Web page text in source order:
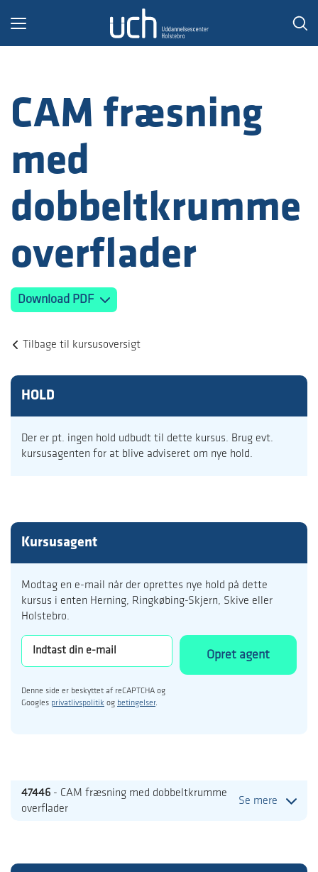
Toggle
CAM fræsning
med
dobbeltkrumme
overflader
Download PDF
Tilbage til kursusoversigt
HOLD
Der er pt. ingen hold udbudt til dette kursus. Brug evt.
kursusagenten for at blive adviseret om nye hold.
Kursusagent
Modtag en e-mail når der oprettes nye hold på dette
kursus i enten Herning, Ringkøbing-Skjern, Skive eller
Holstebro.
Opret agent
Denne side er beskyttet af reCAPTCHA og
Googles privatlivspolitik og betingelser.
47446 - CAM fræsning med dobbeltkrumme
overflader
Se mere